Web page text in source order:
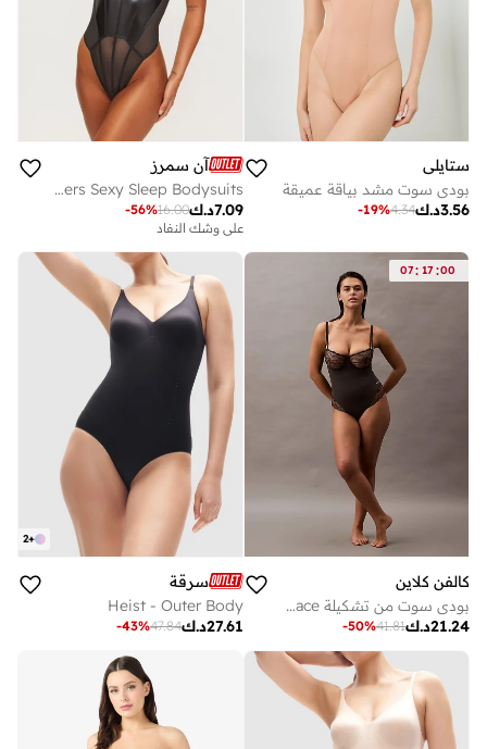
ستايلي
بودي سوت مشد بياقة عميقة
د.ك3.56
4.34
-19%
آن سمرز
Ann Summers Sexy Sleep Bodysuits
د.ك7.09
16.00
-56%
على وشك النفاد
07: 17 :00
كالفن كلاين
بودي سوت من تشكيلة Sensual Stretch Lace
د.ك21.24
41.81
-50%
+
2
سرقة
Heist - Outer Body
د.ك27.61
47.84
-43%